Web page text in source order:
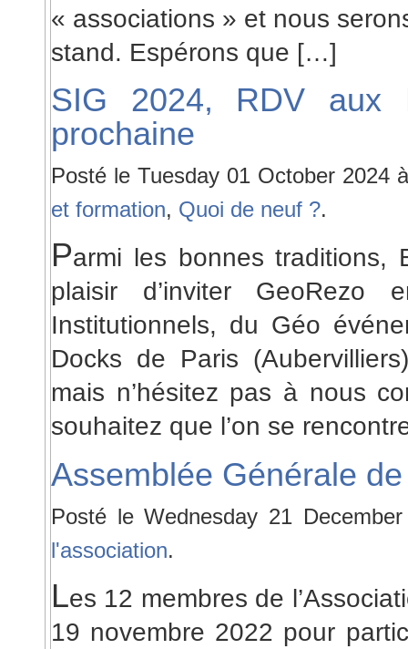
« associations » et nous
stand. Espérons que […]
SIG 2024, RDV aux
prochaine
Posté le Tuesday 01 October 2024
et formation, Quoi de neuf ?.
Parmi les bonnes traditions,
plaisir d’inviter
Institutionnels, du Géo
Docks de Paris
mais n’hésitez pas à nous
souhaitez que l’on se
Assemblée Générale
Posté le Wednesday 21
l'association.
Les 12 membres de
19 novembre 2022 pour